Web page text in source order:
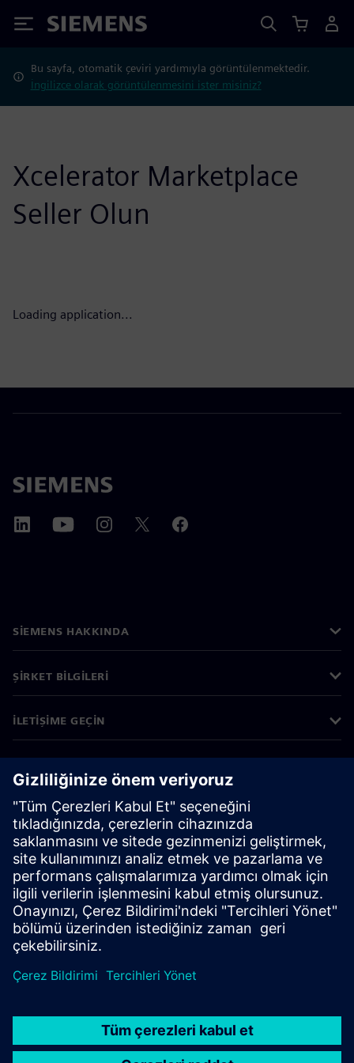
Siemens
Bu sayfa, otomatik çeviri yardımıyla görüntülenmektedir.
İngilizce olarak görüntülenmesini ister misiniz?
Xcelerator Marketplace
Seller Olun
Loading application...
SIEMENS HAKKINDA
ŞIRKET BILGILERI
İLETIŞIME GEÇIN
©Siemens2026
Kurumsal bilgiler
Gizlilik bildirimi
Çerez bildirimi
Kullanım koşulları
Dijital kimlik